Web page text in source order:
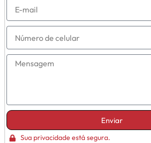
Enviar
Sua privacidade está segura.